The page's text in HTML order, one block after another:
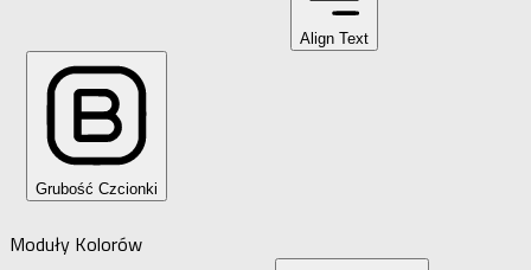
Align Text
Grubość Czcionki
Moduły Kolorów